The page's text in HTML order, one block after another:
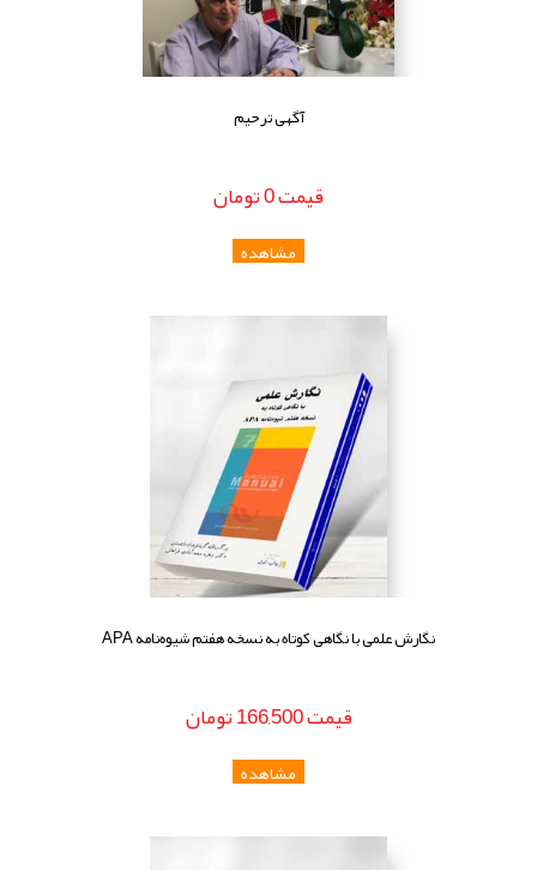
آگهی ترحیم
قيمت0تومان
نگارش علمی با نگاهی کوتاه به نسخه هفتم شیوه‌نامه APA
قيمت166,500تومان